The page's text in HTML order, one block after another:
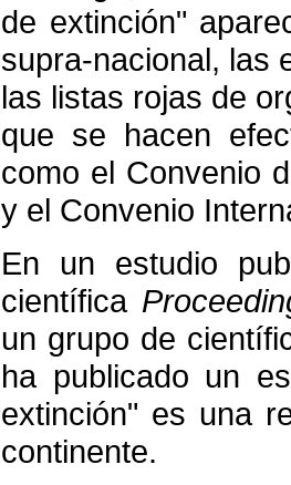
de extinción"
supra-nacional, las
las listas rojas de
que se hacen
como el Convenio
y el Convenio
En un estudio
científica
un grupo de
ha publicado un
extinción" es una
continente.